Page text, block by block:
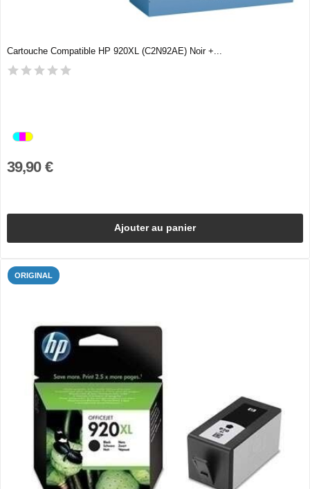
Cartouche Compatible HP 920XL (C2N92AE) Noir +...
39,90 €
Ajouter au panier
ORIGINAL